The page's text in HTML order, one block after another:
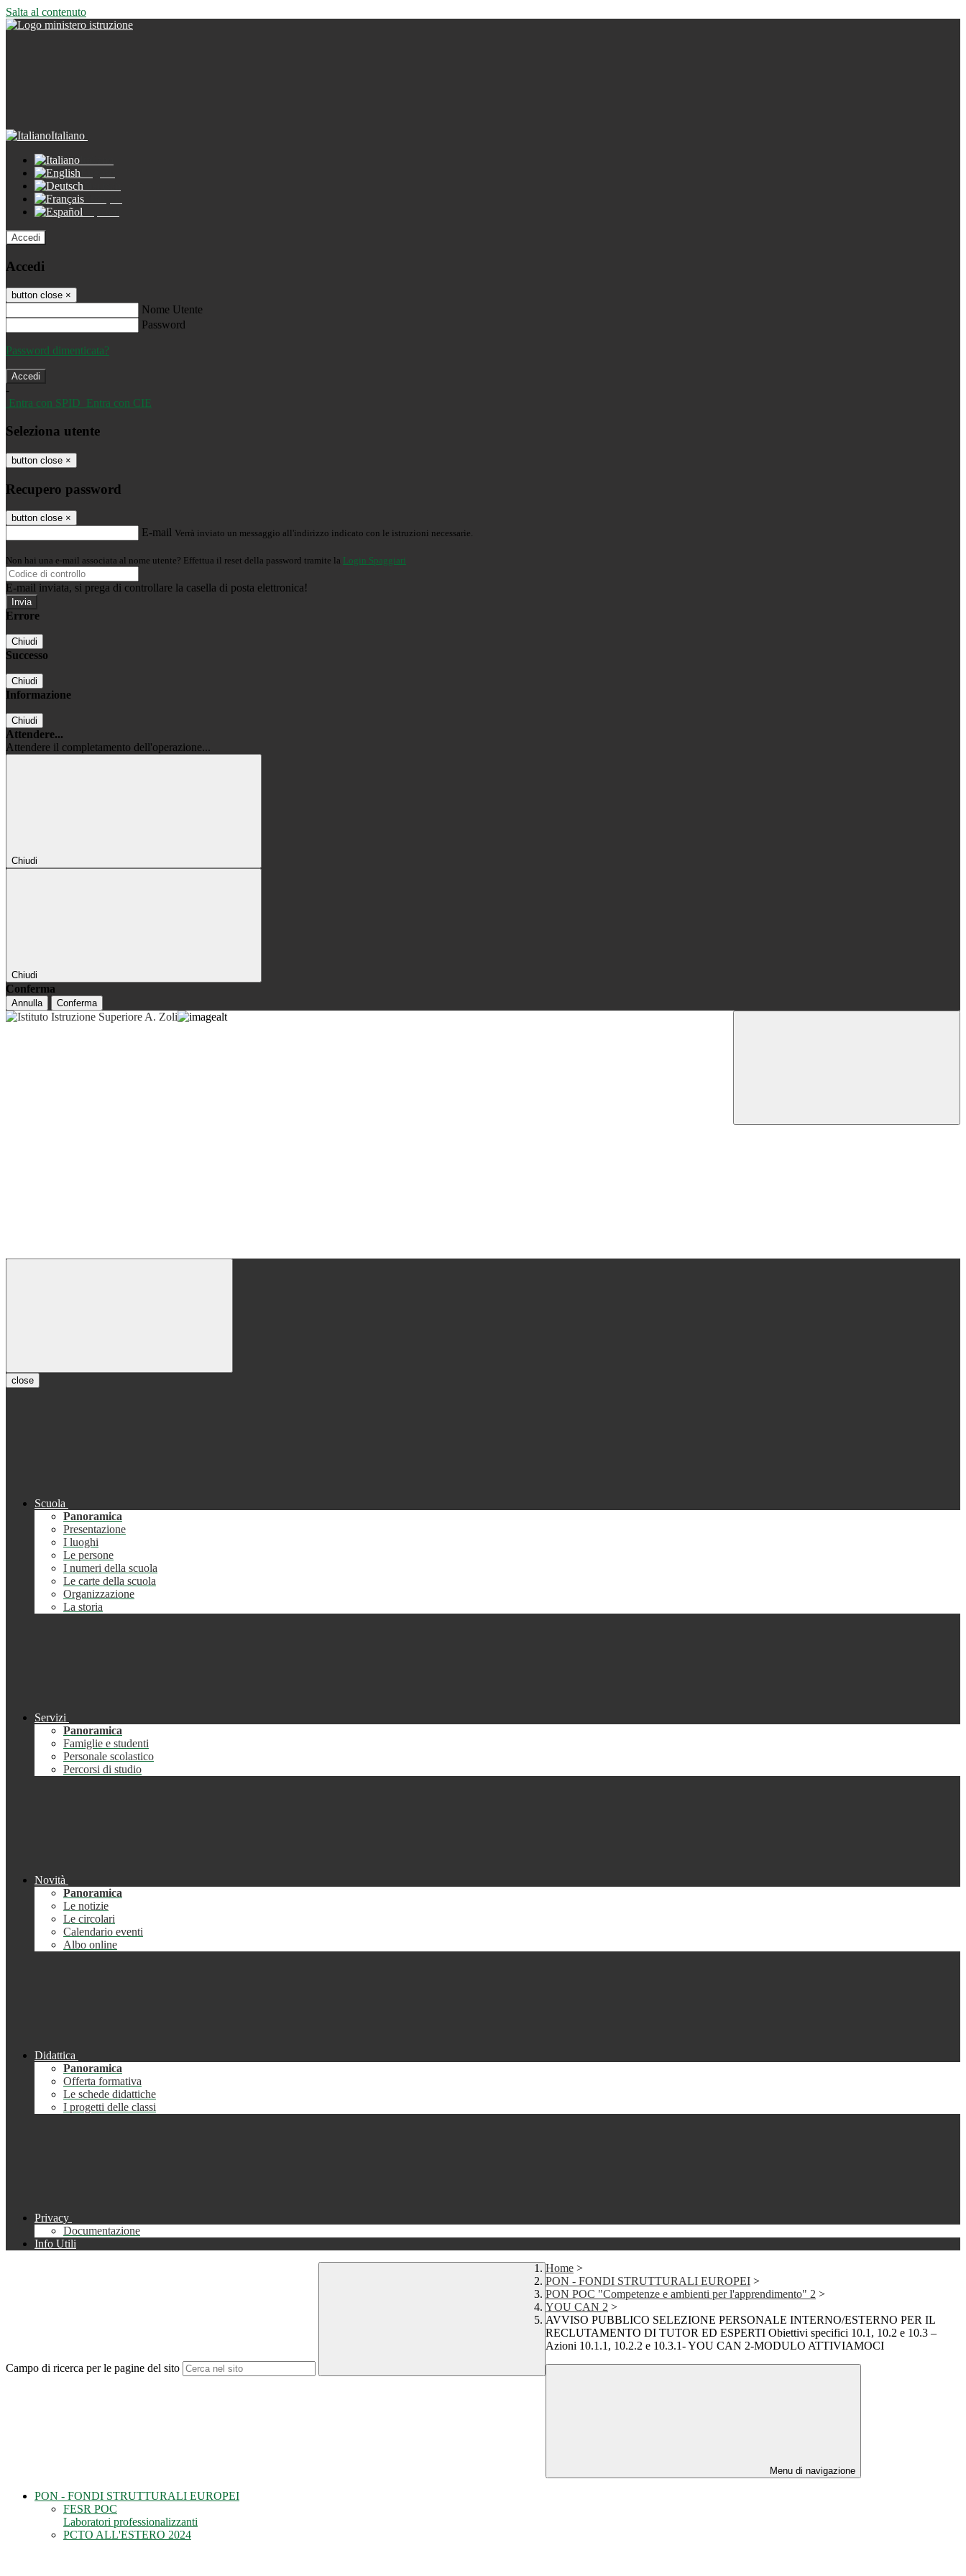
Salta al contenuto
Italiano
Accedi
Accedi
button close ×
Nome Utente
Password
Password dimenticata?
-
Entra con SPID Entra con CIE
Seleziona utente
button close ×
Recupero password
button close ×
E-mail Verrà inviato un messaggio all'indirizzo indicato con le istruzioni necessarie.
Non hai una e-mail associata al nome utente? Effettua il reset della password tramite la Login Spaggiari
E-mail inviata, si prega di controllare la casella di posta elettronica!
Errore
Chiudi
Successo
Chiudi
Informazione
Chiudi
Attendere...
Attendere il completamento dell'operazione...
Chiudi
Chiudi
Conferma
Annulla Conferma
close
Scuola
Panoramica
Presentazione
I luoghi
Le persone
I numeri della scuola
Le carte della scuola
Organizzazione
La storia
Servizi
Panoramica
Famiglie e studenti
Personale scolastico
Percorsi di studio
Novità
Panoramica
Le notizie
Le circolari
Calendario eventi
Albo online
Didattica
Panoramica
Offerta formativa
Le schede didattiche
I progetti delle classi
Privacy
Documentazione
Info Utili
Campo di ricerca per le pagine del sito
Home >
PON - FONDI STRUTTURALI EUROPEI >
PON POC "Competenze e ambienti per l'apprendimento" 2 >
YOU CAN 2 >
AVVISO PUBBLICO SELEZIONE PERSONALE INTERNO/ESTERNO PER IL
RECLUTAMENTO DI TUTOR ED ESPERTI Obiettivi specifici 10.1, 10.2 e 10.3 –
Azioni 10.1.1, 10.2.2 e 10.3.1- YOU CAN 2-MODULO ATTIVIAMOCI
Menu di navigazione
PON - FONDI STRUTTURALI EUROPEI
FESR POC
Laboratori professionalizzanti
PCTO ALL'ESTERO 2024